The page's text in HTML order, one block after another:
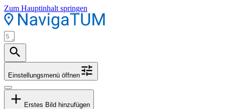
Zum Hauptinhalt springen
Einstellungsmenü öffnen
Erstes Bild hinzufügen